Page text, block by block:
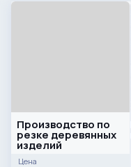
Производство по
резке деревянных
изделий
Цена